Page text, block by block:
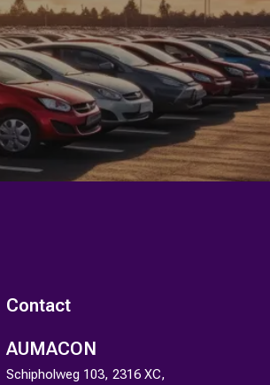
Contact
AUMACON
Schipholweg 103, 2316 XC,